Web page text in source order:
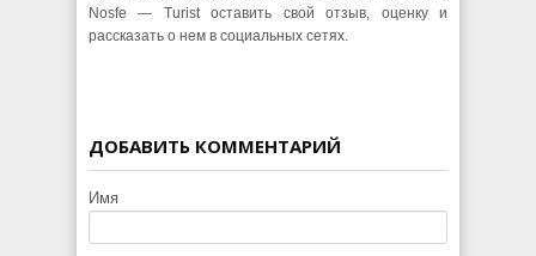
Nosfe — Turist оставить свой отзыв, оценку и
рассказать о нем в социальных сетях.
ДОБАВИТЬ КОММЕНТАРИЙ
Имя